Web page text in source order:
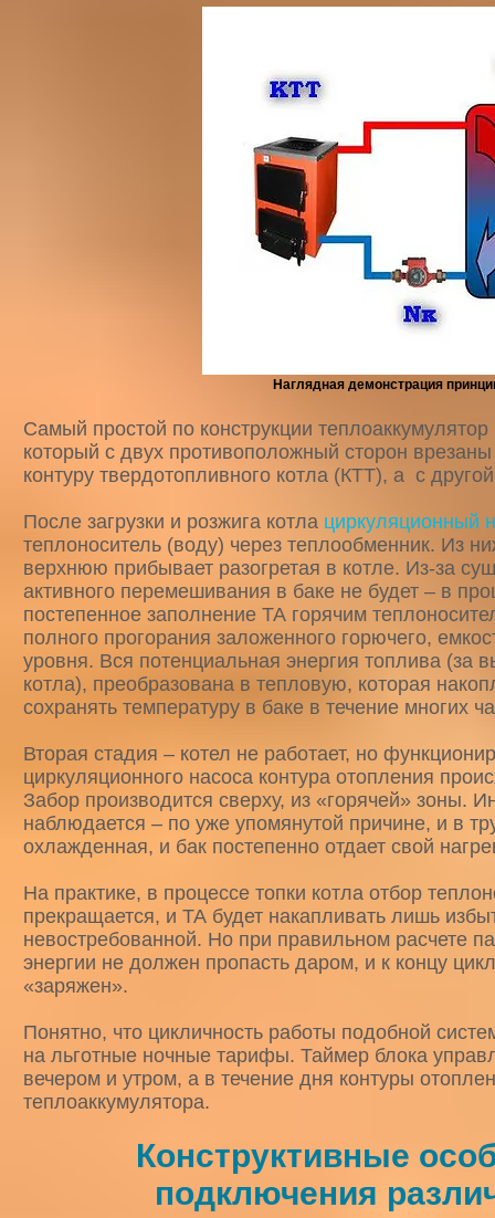
Наглядная демонстрация
Самый простой по конструкции
который с двух противоположный сторон
контуру твердотопливного котла (КТТ), а с
После загрузки и розжига котла циркуляционный
теплоноситель (воду) через теплообменник. Из
верхнюю прибывает разогретая в котле. Из-за
активного перемешивания в баке не будет – в
постепенное заполнение ТА горячим
полного прогорания заложенного горючего,
уровня. Вся потенциальная энергия топлива (за
котла), преобразована в тепловую, которая
сохранять температуру в баке в течение многих
Вторая стадия – котел не работает, но
циркуляционного насоса контура отопления
Забор производится сверху, из «горячей» зоны.
наблюдается – по уже упомянутой причине, и в
охлажденная, и бак постепенно отдает свой
На практике, в процессе топки котла отбор
прекращается, и ТА будет накапливать лишь
невостребованной. Но при правильном расчете
энергии не должен пропасть даром, и к концу
«заряжен».
Понятно, что цикличность работы подобной
на льготные ночные тарифы. Таймер блока
вечером и утром, а в течение дня контуры
теплоаккумулятора.
Конструктивные
подключения